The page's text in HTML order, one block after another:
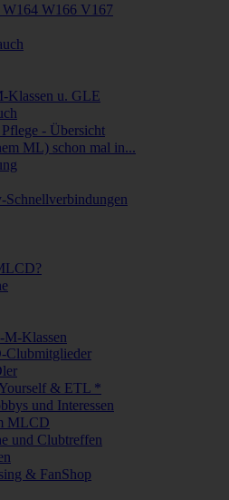
W164 W166 V167
u. GLE
- Übersicht
ML) schon mal in...
Klassen
& ETL *
und Interessen
MLCD
und Clubtreffen
& FanShop